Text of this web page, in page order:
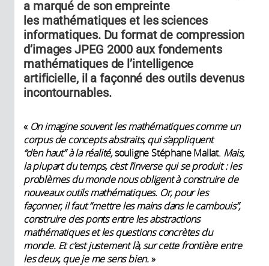
a marqué de son empreinte
les mathématiques et les sciences
informatiques. Du format de compression
d’images JPEG 2000 aux fondements
mathématiques de l’intelligence
artificielle, il a façonné des outils devenus
incontournables.
« On imagine souvent les mathématiques comme un
corpus de concepts abstraits, qui s’appliquent
“d’en haut” à la réalité,souligne Stéphane Mallat. Mais,
la plupart du temps, c’est l’inverse qui se produit : les
problèmes du monde nous obligent à construire de
nouveaux outils mathématiques. Or, pour les
façonner, il faut “mettre les mains dans le cambouis”,
construire des ponts entre les abstractions
mathématiques et les questions concrètes du
monde. Et c’est justement là, sur cette frontière entre
les deux, que je me sens bien.»